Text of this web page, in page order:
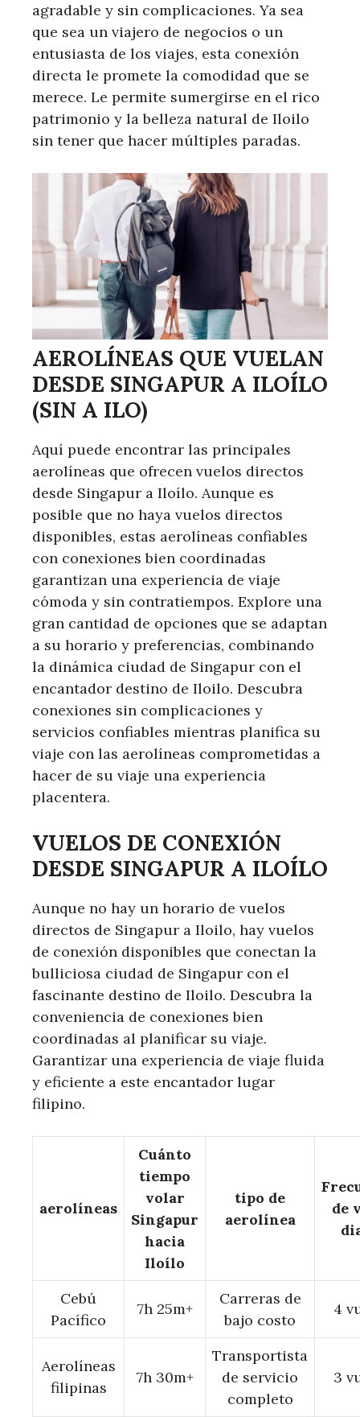
agradable y sin complicaciones. Ya sea
que sea un viajero de negocios o un
entusiasta de los viajes, esta conexión
directa le promete la comodidad que se
merece. Le permite sumergirse en el rico
patrimonio y la belleza natural de Iloilo
sin tener que hacer múltiples paradas.
AEROLÍNEAS QUE VUELAN
DESDE SINGAPUR A ILOÍLO
(SIN A ILO)
Aquí puede encontrar las principales
aerolíneas que ofrecen vuelos directos
desde Singapur a Iloílo. Aunque es
posible que no haya vuelos directos
disponibles, estas aerolíneas confiables
con conexiones bien coordinadas
garantizan una experiencia de viaje
cómoda y sin contratiempos. Explore una
gran cantidad de opciones que se adaptan
a su horario y preferencias, combinando
la dinámica ciudad de Singapur con el
encantador destino de Iloilo. Descubra
conexiones sin complicaciones y
servicios confiables mientras planifica su
viaje con las aerolíneas comprometidas a
hacer de su viaje una experiencia
placentera.
VUELOS DE CONEXIÓN
DESDE SINGAPUR A ILOÍLO
Aunque no hay un horario de vuelos
directos de Singapur a Iloilo, hay vuelos
de conexión disponibles que conectan la
bulliciosa ciudad de Singapur con el
fascinante destino de Iloilo. Descubra la
conveniencia de conexiones bien
coordinadas al planificar su viaje.
Garantizar una experiencia de viaje fluida
y eficiente a este encantador lugar
filipino.
aerolíneas
Cuánto
tiempo
volar
Singapur
hacia
Iloílo
tipo de
aerolínea
de
Cebú
Pacífico
7h 25m+
Carreras de
bajo costo
4
Aerolíneas
filipinas
7h 30m+
Transportista
de servicio
completo
3